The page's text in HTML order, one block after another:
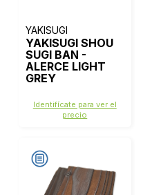
YAKISUGI
YAKISUGI SHOU
SUGI BAN -
ALERCE LIGHT
GREY
Identifícate para ver el
precio